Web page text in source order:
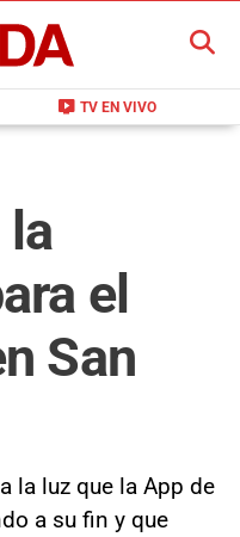
live_tv TV EN VIVO
BUSCAR
la
el
San
la luz que la App de
a su fin y que